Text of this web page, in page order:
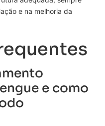
e na melhoria da
e como